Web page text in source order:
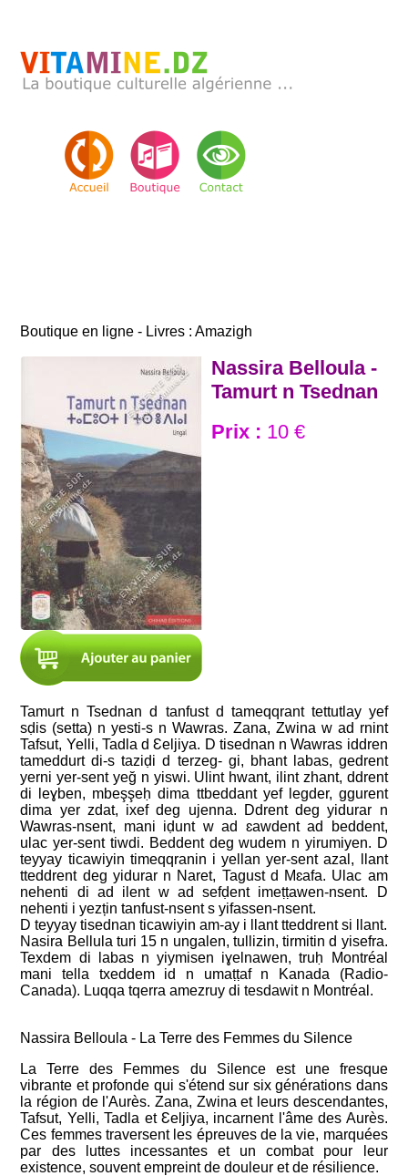
Boutique en ligne - Livres : Amazigh
Nassira Belloula -
Tamurt n Tsednan
Prix : 10 €
Tamurt n Tsednan d tanfust d tameqqrant tettutlay yef
sḍis (setta) n yesti-s n Wawras. Zana, Zwina w ad rnint
Tafsut, Yelli, Tadla d Ɛeljiya. D tisednan n Wawras iddren
tameddurt di-s taziḍi d terzeg- gi, bhant labas, gedrent
yerni yer-sent yeğ n yiswi. Ulint hwant, ilint zhant, ddrent
di leɣben, mbeşşeḥ dima ttbeddant yef legder, ggurent
dima yer zdat, ixef deg ujenna. Ddrent deg yidurar n
Wawras-nsent, mani iḍunt w ad ɛawdent ad beddent,
ulac yer-sent tiwdi. Beddent deg wudem n yirumiyen. D
teyyay ticawiyin timeqqranin i yellan yer-sent azal, llant
tteddrent deg yidurar n Naret, Tagust d Mɛafa. Ulac am
nehenti di ad ilent w ad sefḍent imeṭṭawen-nsent. D
nehenti i yezțin tanfust-nsent s yifassen-nsent.
D teyyay tisednan ticawiyin am-ay i llant tteddrent si llant.
Nasira Bellula turi 15 n ungalen, tullizin, tirmitin d yisefra.
Texdem di labas n yiymisen iɣelnawen, truḥ Montréal
mani tella txeddem id n umaṭṭaf n Kanada (Radio-
Canada). Luqqa tqerra amezruy di tesdawit n Montréal.
Nassira Belloula - La Terre des Femmes du Silence
La Terre des Femmes du Silence est une fresque
vibrante et profonde qui s'étend sur six générations dans
la région de l'Aurès. Zana, Zwina et leurs descendantes,
Tafsut, Yelli, Tadla et Ɛeljiya, incarnent l'âme des Aurès.
Ces femmes traversent les épreuves de la vie, marquées
par des luttes incessantes et un combat pour leur
existence, souvent empreint de douleur et de résilience.